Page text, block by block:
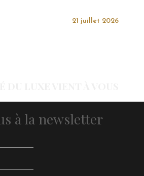
21 juillet 2026
à la newsletter